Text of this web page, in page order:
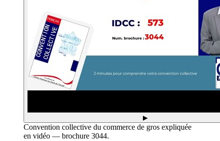
▶
Convention collective du commerce de gros expliquée
en vidéo — brochure 3044.